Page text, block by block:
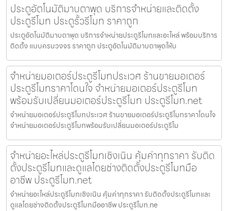
ประตูอัตโนมัติมาบตาพุด บริการจำหน่ายและติดตั้ง
ประตูรีโมท ประตูรั้วรีโมท ราคาถูก
ประตูอัตโนมัติมาบตาพุด บริการจำหน่ายประตูรีโมทและอะไหล่ พร้อมบริการ
ติดตั้ง แบบครบวงจร ราคาถูก ประตูอัตโนมัติมาบตาพุดให้บ
จำหน่ายมอเตอร์ประตูรีโมทประเวศ ร้านขายมอเตอร์
ประตูรีโมทราคาโดนใจ จำหน่ายมอเตอร์ประตูรีโมท
พร้อมรับเปลี่ยนมอเตอร์ประตูรีโมท ประตูรีโมท.net
จำหน่ายมอเตอร์ประตูรีโมทประเวศ ร้านขายมอเตอร์ประตูรีโมทราคาโดนใจ
จำหน่ายมอเตอร์ประตูรีโมทพร้อมรับเปลี่ยนมอเตอร์ประตูรีโม
จำหน่ายอะไหล่ประตูรีโมทเชิงเนิน คุ้มค่าทุกราคา รับติด
ตั้งประตูรีโมทและดูแลโดยช่างติดตั้งประตูรีโมทมือ
อาชีพ ประตูรีโมท.net
จำหน่ายอะไหล่ประตูรีโมทเชิงเนิน คุ้มค่าทุกราคา รับติดตั้งประตูรีโมทและ
ดูแลโดยช่างติดตั้งประตูรีโมทมืออาชีพ ประตูรีโมท.ne